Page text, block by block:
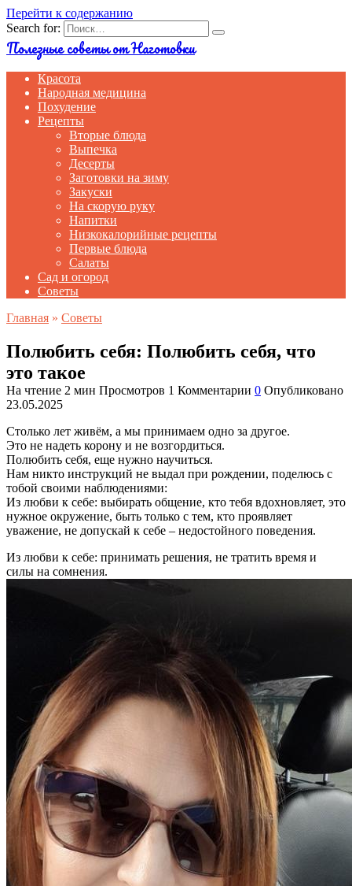
Перейти к содержанию
Search for:
Полезные советы от Наготовки
Красота
Народная медицина
Похудение
Рецепты
Вторые блюда
Выпечка
Десерты
Заготовки на зиму
Закуски
На скорую руку
Напитки
Низкокалорийные рецепты
Первые блюда
Салаты
Сад и огород
Советы
Главная » Советы
Полюбить себя: Полюбить себя, что
это такое
На чтение 2 мин Просмотров 1 Комментарии 0 Опубликовано
23.05.2025
Столько лет живём, а мы принимаем одно за другое.
Это не надеть корону и не возгордиться.
Полюбить себя, еще нужно научиться.
Нам никто инструкций не выдал при рождении, поделюсь с
тобой своими наблюдениями:
Из любви к себе: выбирать общение, кто тебя вдохновляет, это
нужное окружение, быть только с тем, кто проявляет
уважение, не допускай к себе – недостойного поведения.
Из любви к себе: принимать решения, не тратить время и
силы на сомнения.